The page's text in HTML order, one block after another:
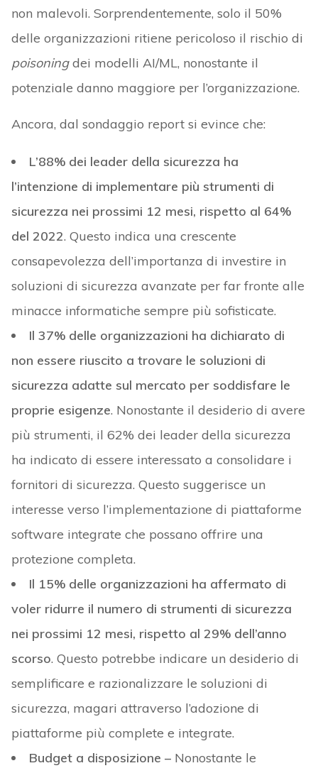
non malevoli. Sorprendentemente, solo il 50%
delle organizzazioni ritiene pericoloso il rischio di
poisoningdei modelli AI/ML, nonostante il
potenziale danno maggiore per l’organizzazione.
Ancora, dal sondaggio report si evince che:
L’88% dei leader della sicurezza ha
l’intenzione di implementare più strumenti di
sicurezza nei prossimi 12 mesi, rispetto al 64%
del 2022. Questo indica una crescente
consapevolezza dell’importanza di investire in
soluzioni di sicurezza avanzate per far fronte alle
minacce informatiche sempre più sofisticate.
Il 37% delle organizzazioni ha dichiarato di
non essere riuscito a trovare le soluzioni di
sicurezza adatte sul mercato per soddisfare le
proprie esigenze. Nonostante il desiderio di avere
più strumenti, il 62% dei leader della sicurezza
ha indicato di essere interessato a consolidare i
fornitori di sicurezza. Questo suggerisce un
interesse verso l’implementazione di piattaforme
software integrate che possano offrire una
protezione completa.
Il 15% delle organizzazioni ha affermato di
voler ridurre il numero di strumenti di sicurezza
nei prossimi 12 mesi, rispetto al 29% dell’anno
scorso. Questo potrebbe indicare un desiderio di
semplificare e razionalizzare le soluzioni di
sicurezza, magari attraverso l’adozione di
piattaforme più complete e integrate.
Budget a disposizione – Nonostante le